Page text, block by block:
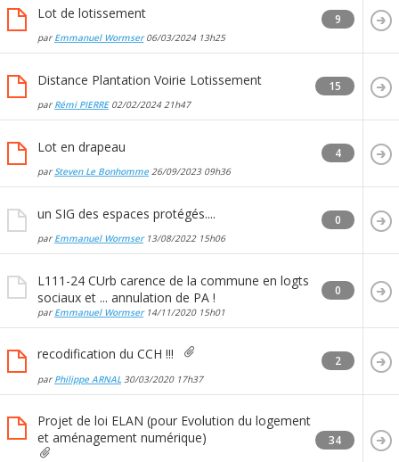
Lot de lotissement
par Emmanuel Wormser06/03/2024 13h25
9
Distance Plantation Voirie Lotissement
par Rémi PIERRE02/02/2024 21h47
15
Lot en drapeau
par Steven Le Bonhomme 26/09/2023 09h36
4
un SIG des espaces protégés....
par Emmanuel Wormser13/08/2022 15h06
0
L111-24 CUrb carence de la commune en logts
sociaux et ... annulation de PA !
par Emmanuel Wormser14/11/2020 15h01
0
recodification du CCH !!!
par Philippe ARNAL 30/03/2020 17h37
2
Projet de loi ELAN (pour Evolution du logement
et aménagement numérique)
34